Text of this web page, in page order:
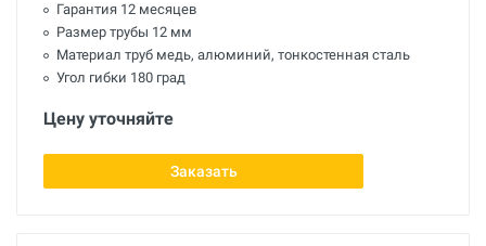
Гарантия 12 месяцев
Размер трубы 12 мм
Материал труб медь, алюминий, тонкостенная сталь
Угол гибки 180 град
Цену уточняйте
Заказать